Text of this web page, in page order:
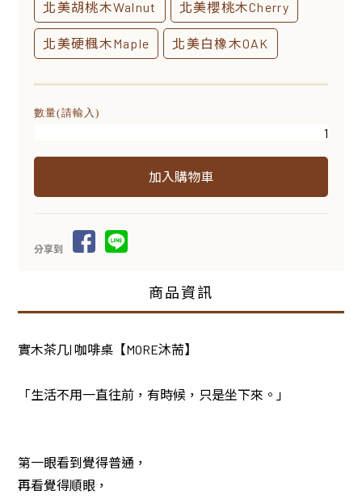
北美胡桃木Walnut 北美櫻桃木Cherry
北美硬楓木Maple 北美白橡木OAK
數量(請輸入)
分享到
商品資訊
實木茶几| 咖啡桌【MORE沐荋】
「生活不用一直往前，有時候，只是坐下來。」
第一眼看到覺得普通，
再看覺得順眼，